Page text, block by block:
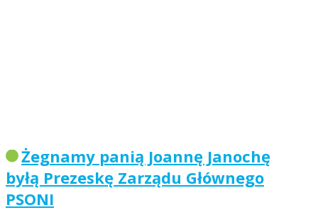
Żegnamy panią Joannę Janochę
byłą Prezeskę Zarządu Głównego
PSONI